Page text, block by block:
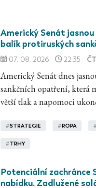
Americký Senát
balík protiruských
07. 08. 2026 22:35
Americký Senát dnes
sankčních opatření, která
větší tlak a napomoci
#STRATEGIE #ROPA
#TRHY
Potenciální zachránce
nabídku. Zadlužené